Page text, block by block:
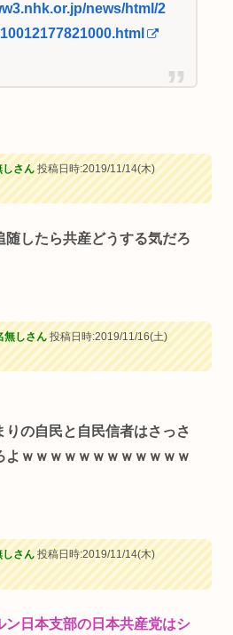
news/html/2
しさん投稿日時:2019/11/14(木)
随したら共産どうする気だろ
無しさん投稿日時:2019/11/16(土)
りの自民と自民信者はさっさ
よｗｗｗｗｗｗｗｗｗｗｗｗ
しさん投稿日時:2019/11/14(木)
ン日本支部の日本共産党はシ